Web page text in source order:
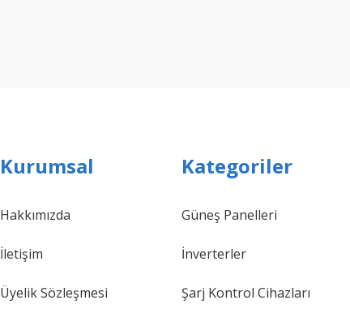
Kurumsal
Hakkımızda
İletişim
Üyelik Sözleşmesi
Kategoriler
Güneş Panelleri
İnverterler
Şarj Kontrol Cihazları